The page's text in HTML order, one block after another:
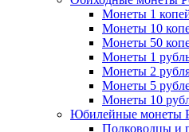
Монеты 1
Монеты 10
Монеты 50
Монеты 1
Монеты 2
Монеты 5
Монеты 10
Юбилейные монеты
Полководцы и